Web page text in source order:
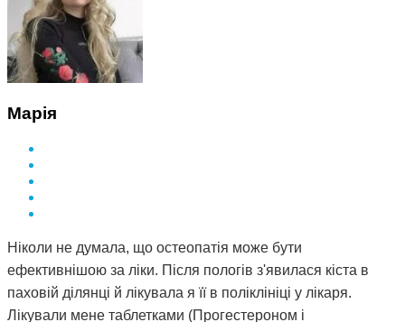
Марія
Ніколи не думала, що остеопатія може бути
ефективнішою за ліки. Після пологів з'явилася кіста в
паховій ділянці й лікувала я її в поліклініці у лікаря.
Лікували мене таблетками (Прогестероном і